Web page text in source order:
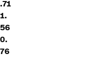
.71
1.
56
0.
76